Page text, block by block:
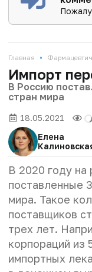
Главная •
Импорт
В Россию
стран мира
18.05.2021
Елена
В 2020 году на
поставленные
мира. Такое
поставщиков
трех лет.
корпораций из
импортных